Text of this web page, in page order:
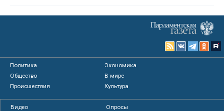
Политика
Экономика
Общество
В мире
Происшествия
Культура
Видео
Опросы